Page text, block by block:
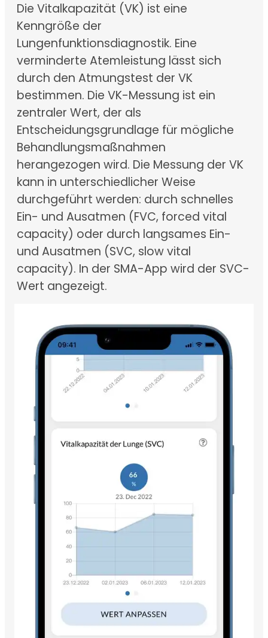
Die Vitalkapazität (VK) ist eine
Kenngröße der
Lungenfunktionsdiagnostik. Eine
verminderte Atemleistung lässt sich
durch den Atmungstest der VK
bestimmen. Die VK-Messung ist ein
zentraler Wert, der als
Entscheidungsgrundlage für mögliche
Behandlungsmaßnahmen
herangezogen wird. Die Messung der VK
kann in unterschiedlicher Weise
durchgeführt werden: durch schnelles
Ein- und Ausatmen (FVC, forced vital
capacity) oder durch langsames Ein-
und Ausatmen (SVC, slow vital
capacity). In der SMA-App wird der SVC-
Wert angezeigt.